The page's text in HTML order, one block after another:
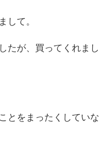
して。
たが、買ってくれまし
とをまったくしていな